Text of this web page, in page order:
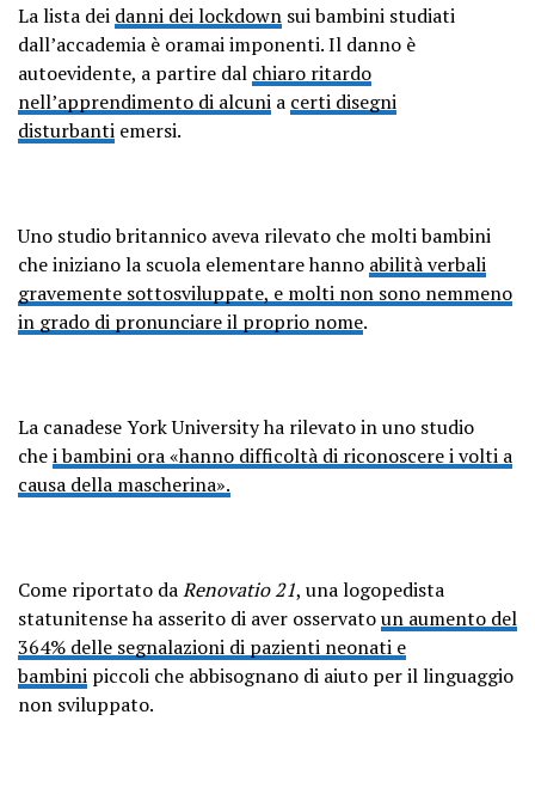
La lista dei danni dei lockdown sui bambini studiati
dall’accademia è oramai imponenti. Il danno è
autoevidente, a partire dal chiaro ritardo
nell’apprendimento di alcuni a certi disegni
disturbanti emersi.
Uno studio britannico aveva rilevato che molti bambini
che iniziano la scuola elementare hanno abilità verbali
gravemente sottosviluppate, e molti non sono nemmeno
in grado di pronunciare il proprio nome.
La canadese York University ha rilevato in uno studio
chei bambini ora «hanno difficoltà di riconoscere i volti a
causa della mascherina».
Come riportato daRenovatio 21, una logopedista
statunitense ha asserito di aver osservatoun aumento del
364% delle segnalazioni di pazienti neonati e
bambini piccoli che abbisognano di aiuto per il linguaggio
non sviluppato.